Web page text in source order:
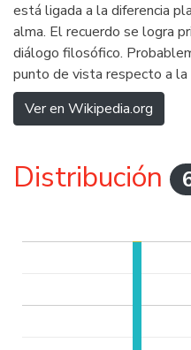
está ligada a la diferencia
alma. El recuerdo se logra
diálogo filosófico.
punto de vista respecto a la
Ver en Wikipedia.org
Distribución